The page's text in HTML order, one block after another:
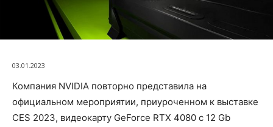
03.01.2023
Компания NVIDIA повторно представила на
официальном мероприятии, приуроченном к выставке
CES 2023, видеокарту GeForce RTX 4080 с 12 Gb